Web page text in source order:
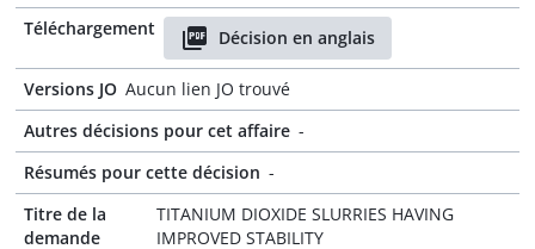
Téléchargement
Décision en anglais
Versions JO Aucun lien JO trouvé
Autres décisions pour cet affaire -
Résumés pour cette décision -
Titre de la
demande
TITANIUM DIOXIDE SLURRIES HAVING
IMPROVED STABILITY